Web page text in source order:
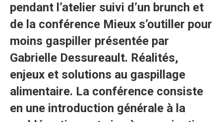
pendant l’atelier suivi d’un brunch et
de la conférence Mieux s’outiller pour
moins gaspiller présentée par
Gabrielle Dessureault. Réalités,
enjeux et solutions au gaspillage
alimentaire. La conférence consiste
en une introduction générale à la